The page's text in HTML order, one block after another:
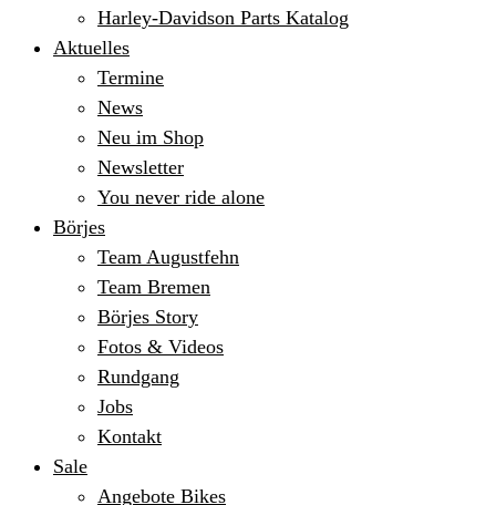
Harley-Davidson Parts Katalog
Aktuelles
Termine
News
Neu im Shop
Newsletter
You never ride alone
Börjes
Team Augustfehn
Team Bremen
Börjes Story
Fotos & Videos
Rundgang
Jobs
Kontakt
Sale
Angebote Bikes